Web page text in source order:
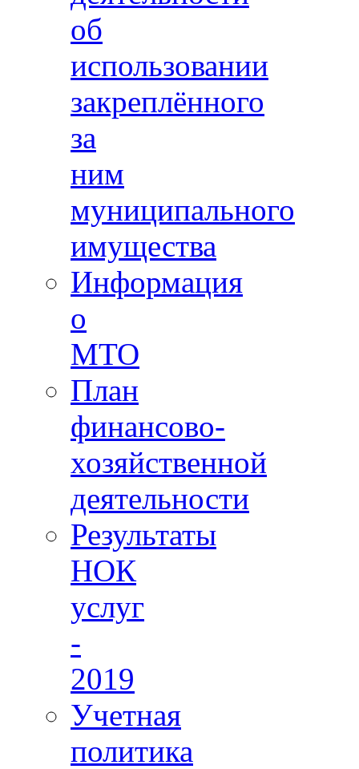
об
использовании
закреплённого
за
ним
муниципального
имущества
Информация
о
МТО
План
финансово-
хозяйственной
деятельности
Результаты
НОК
услуг
-
2019
Учетная
политика